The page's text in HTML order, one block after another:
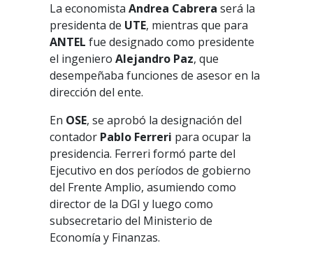
La economistaAndrea Cabrera será la
presidenta de UTE, mientras que para
ANTELfue designado como presidente
el ingenieroAlejandro Paz, que
desempeñaba funciones de asesor en la
dirección del ente.
En OSE, se aprobó la designación del
contador Pablo Ferreri para ocupar la
presidencia. Ferreri formó parte del
Ejecutivo en dos períodos de gobierno
del Frente Amplio, asumiendo como
director de la DGI y luego como
subsecretario del Ministerio de
Economía y Finanzas.